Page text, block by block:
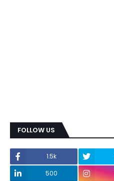
FOLLOW US
1.5k
500